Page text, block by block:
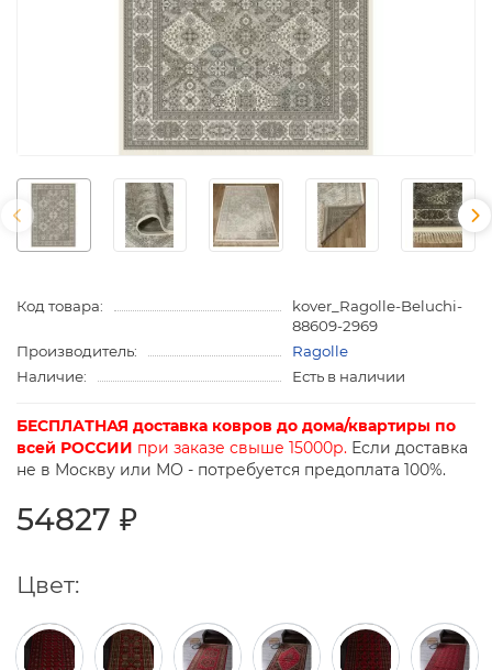
Код товара:
kover_Ragolle-Beluchi-
88609-2969
Производитель:
Ragolle
Наличие:
Есть в наличии
БЕСПЛАТНАЯ доставка ковров до дома/квартиры по
всей РОССИИ при заказе свыше 15000р. Если доставка
не в Москву или МО - потребуется предоплата 100%.
54827 ₽
Цвет: